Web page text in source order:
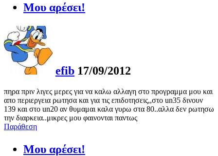
Μου αρέσει!
efib 17/09/2012
πηρα πριν λιγες μερες για να καλω αλλαγη στο προγραμμα μου και
απο περιεργεια ρωτησα και για τις επιδοτησεις,,στο un35 δινουν
139 και στο un20 αν θυμαμαι καλα γυρω στα 80..αλλα δεν ρωτησω
την διαρκεια..μικρες μου φαινονται παντως
Παράθεση
Μου αρέσει!